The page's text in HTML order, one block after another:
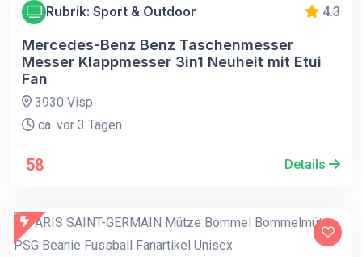
Rubrik: Sport & Outdoor 4.3
Mercedes-Benz Benz Taschenmesser
Messer Klappmesser 3in1 Neuheit mit Etui
Fan
3930 Visp
ca. vor 3 Tagen
58 Details